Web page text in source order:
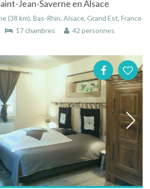
Jean-Saverne en Alsace
(38 km), Bas-Rhin, Alsace, Grand Est, France
17 chambres 42 personnes